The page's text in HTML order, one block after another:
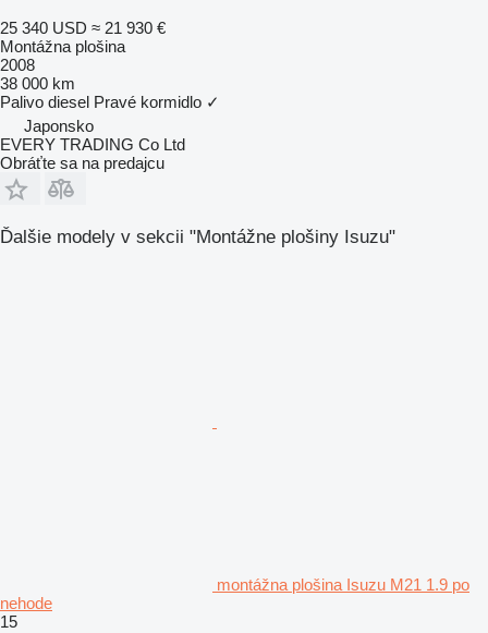
25 340 USD ≈ 21 930 €
Montážna plošina
2008
38 000 km
Palivo diesel Pravé kormidlo ✓
Japonsko
EVERY TRADING Co Ltd
Obráťte sa na predajcu
Ďalšie modely v sekcii "Montážne plošiny Isuzu"
montážna plošina Isuzu M21 1.9 po
nehode
15